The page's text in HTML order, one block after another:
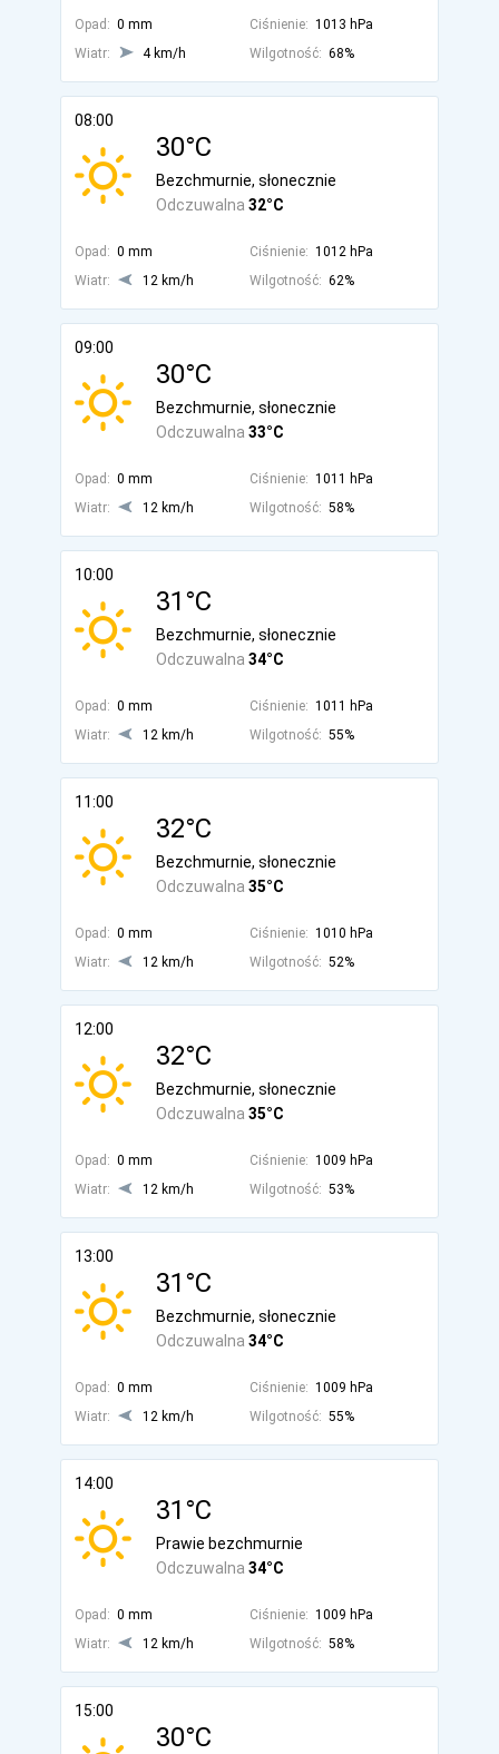
Opad: 0 mm Ciśnienie: 1013 hPa
Wiatr:
4 km/h Wilgotność: 68%
08:00
30°C
Odczuwalna 32°C
Bezchmurnie, słonecznie
Opad: 0 mm Ciśnienie: 1012 hPa
Wiatr:
12 km/h Wilgotność: 62%
09:00
30°C
Odczuwalna 33°C
Bezchmurnie, słonecznie
Opad: 0 mm Ciśnienie: 1011 hPa
Wiatr:
12 km/h Wilgotność: 58%
10:00
31°C
Odczuwalna 34°C
Bezchmurnie, słonecznie
Opad: 0 mm Ciśnienie: 1011 hPa
Wiatr:
12 km/h Wilgotność: 55%
11:00
32°C
Odczuwalna 35°C
Bezchmurnie, słonecznie
Opad: 0 mm Ciśnienie: 1010 hPa
Wiatr:
12 km/h Wilgotność: 52%
12:00
32°C
Odczuwalna 35°C
Bezchmurnie, słonecznie
Opad: 0 mm Ciśnienie: 1009 hPa
Wiatr:
12 km/h Wilgotność: 53%
13:00
31°C
Odczuwalna 34°C
Bezchmurnie, słonecznie
Opad: 0 mm Ciśnienie: 1009 hPa
Wiatr:
12 km/h Wilgotność: 55%
14:00
31°C
Odczuwalna 34°C
Prawie bezchmurnie
Opad: 0 mm Ciśnienie: 1009 hPa
Wiatr:
12 km/h Wilgotność: 58%
15:00
30°C